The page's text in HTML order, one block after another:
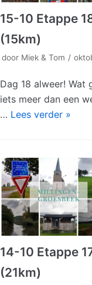
15-10 Etappe
(15km)
door Miek & Tom
Dag 18 alweer! Wat
iets meer dan een
… Lees verder »
14-10 Etappe
(21km)